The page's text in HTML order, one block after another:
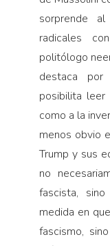
sorprende
radicales
politólogo
destaca
posibilita
como a la
menos obvio
Trump y sus
no
fascista,
medida en
fascismo,